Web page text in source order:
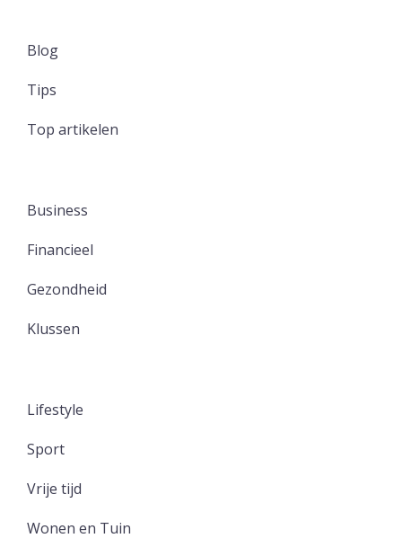
Blog
Tips
Top artikelen
Business
Financieel
Gezondheid
Klussen
Lifestyle
Sport
Vrije tijd
Wonen en Tuin